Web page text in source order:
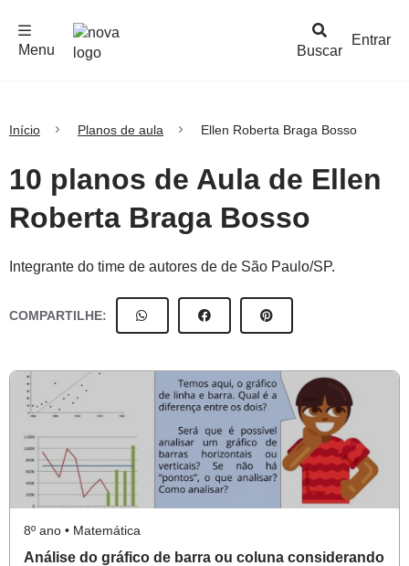
Buscar
Menu
Entrar
Início Planos de aula Ellen Roberta Braga Bosso
10 planos de Aula de Ellen
Roberta Braga Bosso
Integrante do time de autores de de São Paulo/SP.
COMPARTILHE:
8º ano • Matemática
Análise do gráfico de barra ou coluna considerando